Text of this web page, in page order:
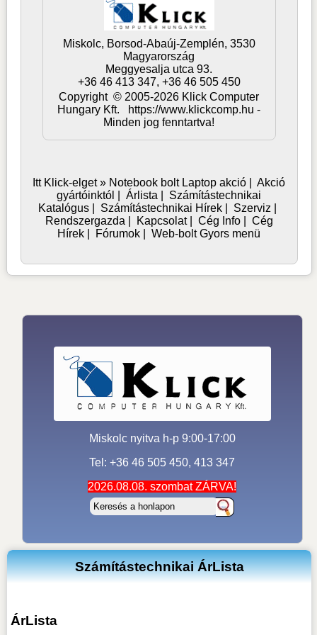
Miskolc, Borsod-Abaúj-Zemplén, 3530
Magyarország
Meggyesalja utca 93.
+36 46 413 347, +36 46 505 450
Copyright © 2005-2026 Klick Computer
Hungary Kft. https://www.klickcomp.hu -
Minden jog fenntartva!
Itt Klick-elget » Notebook bolt Laptop akció |Akció
gyártóinktól
|Árlista
Számítástechnikai
Katalógus
Számítástechnikai Hírek Szerviz
Rendszergazda
Kapcsolat| Cég Info| Cég
Hírek
Fórumok |Web-bolt Gyors menü
Miskolc nyitva h-p 9:00-17:00
Tel: +36 46 505 450, 413 347
2026.08.08. szombat ZÁRVA!
Számítástechnikai ÁrLista
ÁrLista